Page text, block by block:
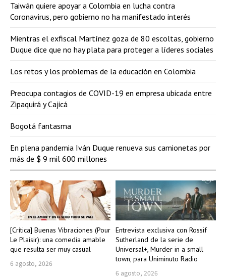
[Crítica] Buenas Vibraciones (Pour
Le Plaisir): una comedia amable
que resulta ser muy casual
6 agosto, 2026
Entrevista exclusiva con Rossif
Sutherland de la serie de
Universal+, Murder in a small
town, para Uniminuto Radio
6 agosto, 2026
Taiwán quiere apoyar a Colombia en lucha contra
Coronavirus, pero gobierno no ha manifestado interés
Mientras el exfiscal Martínez goza de 80 escoltas, gobierno
Duque dice que no hay plata para proteger a líderes sociales
Los retos y los problemas de la educación en Colombia
Preocupa contagios de COVID-19 en empresa ubicada entre
Zipaquirá y Cajicá
Bogotá fantasma
En plena pandemia Iván Duque renueva sus camionetas por
más de $ 9 mil 600 millones